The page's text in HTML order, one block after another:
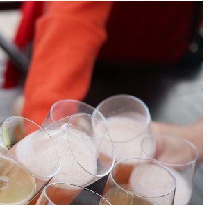
きかったのだと思います。今では信じ
、昔の実家にはお餅をつく臼（うす）
前の３０日頃には、蒸し器で蒸したも
、父が杵でお餅をつき、母が手返しをし
でした。お正月の鏡餅からお正月に来
分まで母のお餅仕事は夜更けまで続きま